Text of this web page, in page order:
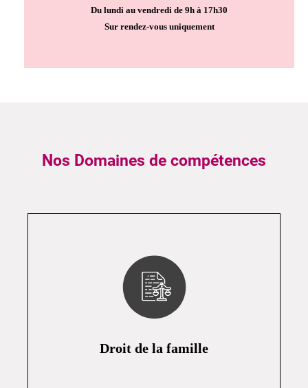
Du lundi au vendredi de 9h à 17h30
Sur rendez-vous uniquement
Nos Domaines de compétences
Droit de la famille